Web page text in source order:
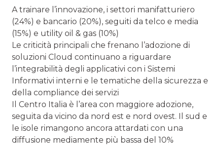
A trainare l’innovazione, i settori manifatturiero
(24%) e bancario (20%), seguiti da telco e media
(15%) e utility oil & gas (10%)
Le criticità principali che frenano l’adozione di
soluzioni Cloud continuano a riguardare
l’integrabilità degli applicativi con i Sistemi
Informativi interni e le tematiche della sicurezza e
della compliance dei servizi
Il Centro Italia è l’area con maggiore adozione,
seguita da vicino da nord est e nord ovest. Il sud e
le isole rimangono ancora attardati con una
diffusione mediamente più bassa del 10%